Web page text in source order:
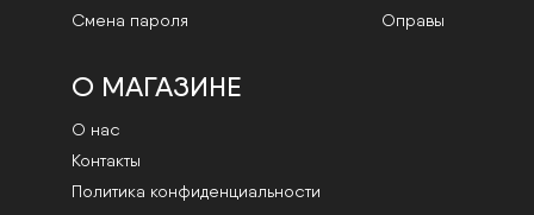
Смена пароля
Оправы
О МАГАЗИНЕ
О нас
Контакты
Политика конфиденциальности